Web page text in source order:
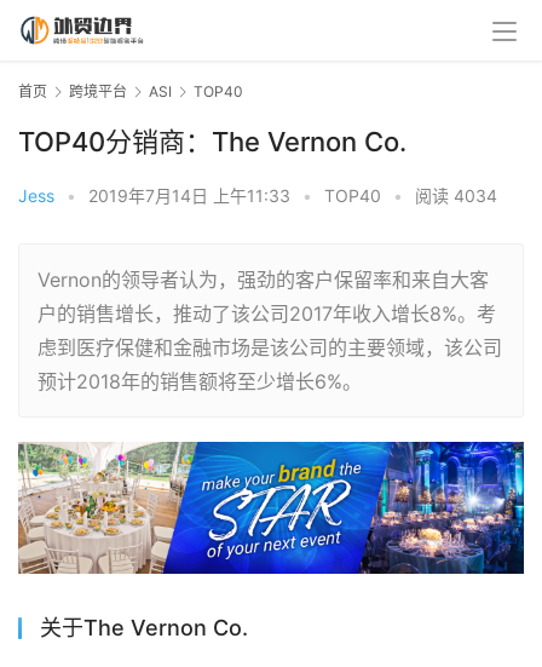
首页 跨境平台 ASI TOP40
TOP40分销商：The Vernon Co.
Jess • 2019年7月14日 上午11:33 • TOP40 • 阅读 4034
Vernon的领导者认为，强劲的客户保留率和来自大客
户的销售增长，推动了该公司2017年收入增长8%。考
虑到医疗保健和金融市场是该公司的主要领域，该公司
预计2018年的销售额将至少增长6%。
关于The Vernon Co.